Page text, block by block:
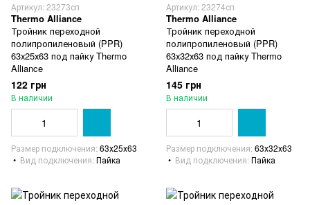
Артикул: 23273сп
Thermo Alliance
Тройник переходной
полипропиленовый (PPR)
63х25х63 под пайку Thermo
Alliance
122 грн
В наличии
Размер подключения 63х25х63
Вид подключения Пайка
Артикул: 23274сп
Thermo Alliance
Тройник переходной
полипропиленовый (PPR)
63х32х63 под пайку Thermo
Alliance
145 грн
В наличии
Размер подключения 63х32х63
Вид подключения Пайка